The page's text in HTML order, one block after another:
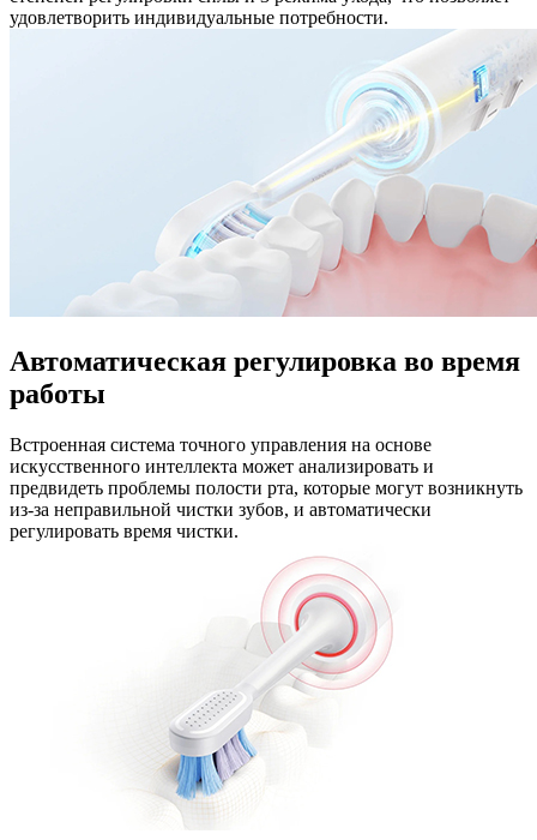
удовлетворить индивидуальные потребности.
Автоматическая регулировка во время
работы
Встроенная система точного управления на основе
искусственного интеллекта может анализировать и
предвидеть проблемы полости рта, которые могут возникнуть
из-за неправильной чистки зубов, и автоматически
регулировать время чистки.